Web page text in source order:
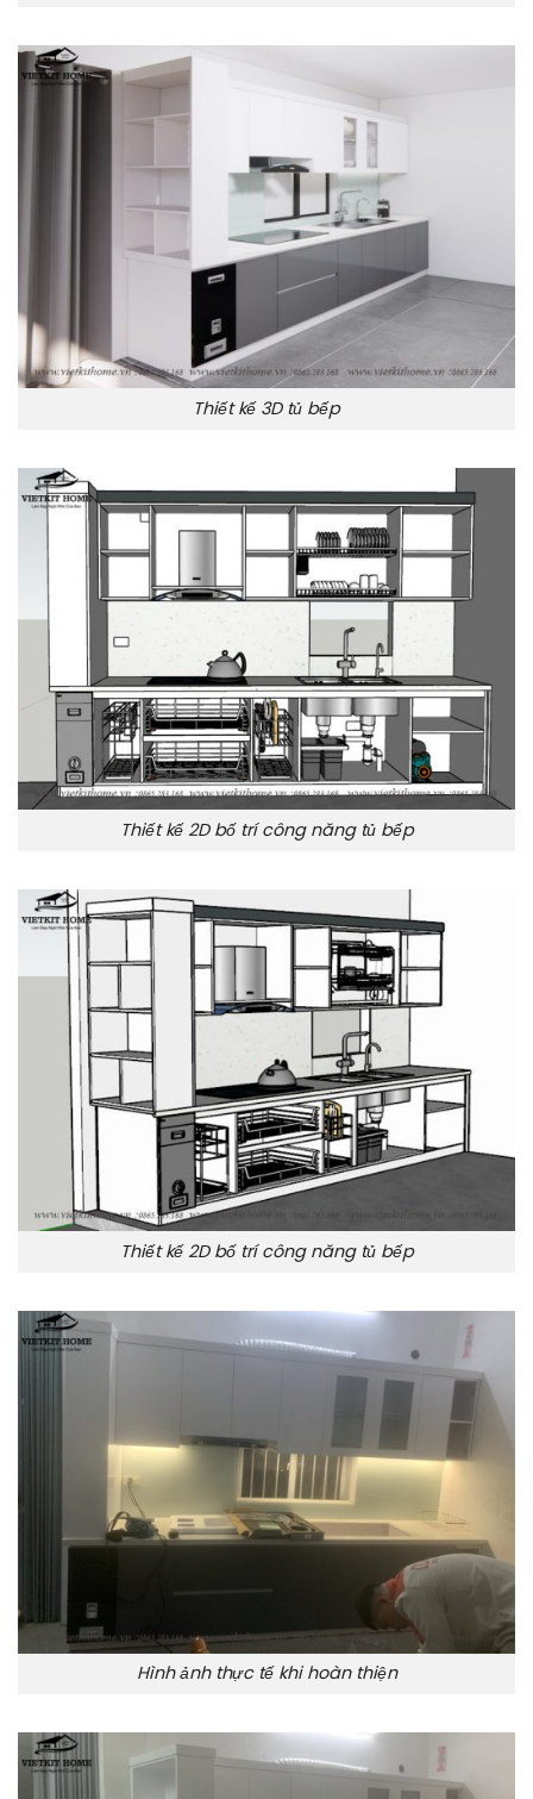
Thiết kế 3D tủ bếp
Thiết kế 2D bố trí công năng tủ bếp
Thiết kế 2D bố trí công năng tủ bếp
Hình ảnh thực tế khi hoàn thiện